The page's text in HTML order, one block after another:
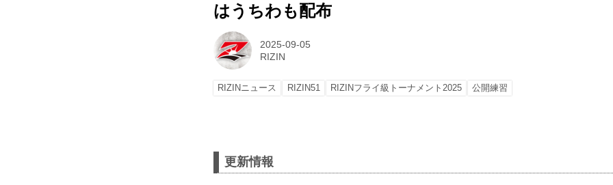
はうちわも配布
2025-09-05
RIZIN
RIZINニュース RIZIN51 RIZINフライ級トーナメント2025 公開練習
更新情報